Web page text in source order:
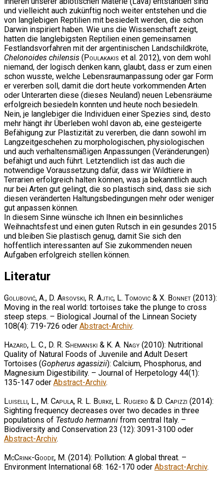
und vielleicht auch zukünftig noch weiter entstehen und die
von langlebigen Reptilien mit besiedelt werden, die schon
Darwin inspiriert haben. Wie uns die Wissenschaft zeigt,
hatten die langlebigsten Reptilien einen gemeinsamen
Festlandsvorfahren mit der argentinischen Landschildkröte,
Chelonoides chilensis (Poulakakis et al. 2012), von dem wohl
niemand, der logisch denken kann, glaubt, dass er zum einen
schon wusste, welche Lebensraumanpassung oder gar Form
er vererben soll, damit die dort heute vorkommenden Arten
oder Unterarten diese (dieses Neuland) neuen Lebensräume
erfolgreich besiedeln konnten und heute noch besiedeln.
Nein, je langlebiger die Individuen einer Spezies sind, desto
mehr hängt ihr Überleben wohl davon ab, eine gesteigerte
Befähigung zur Plastizität zu vererben, die dann sowohl im
Langzeitgeschehen zu morphologischen, physiologischen
und auch verhaltensmäßigen Anpassungen (Veränderungen)
befähigt und auch führt. Letztendlich ist das auch die
notwendige Voraussetzung dafür, dass wir Wildtiere in
Terrarien erfolgreich halten können, was ja bekanntlich auch
nur bei Arten gut gelingt, die so plastisch sind, dass sie sich
diesen veränderten Haltungsbedingungen mehr oder weniger
gut anpassen können.
In diesem Sinne wünsche ich Ihnen ein besinnliches
Weihnachtsfest und einen guten Rutsch in ein gesundes 2015
und bleiben Sie plastisch genug, damit Sie sich den
hoffentlich interessanten auf Sie zukommenden neuen
Aufgaben erfolgreich stellen können.
Literatur
Golubović, A., D. Arsovski, R. Ajtic, L. Tomovic & X. Bonnet (2013):
Moving in the real world: tortoises take the plunge to cross
steep steps. – Biological Journal of the Linnean Society
108(4): 719-726 oder Abstract-Archiv.
Hazard, L. C., D. R. Shemanski & K. A. Nagy (2010): Nutritional
Quality of Natural Foods of Juvenile and Adult Desert
Tortoises (Gopherus agassizii): Calcium, Phosphorus, and
Magnesium Digestibility. – Journal of Herpetology 44(1):
135-147 oder Abstract-Archiv.
Luiselli, L., M. Capula, R. L. Burke, L. Rugiero & D. Capizzi (2014):
Sighting frequency decreases over two decades in three
populations of Testudo hermanni from central Italy. –
Biodiversity and Conservation 23 (12): 3091-3100 oder
Abstract-Archiv.
McCrink-Goode, M. (2014): Pollution: A global threat. –
Environment International 68: 162-170 oder Abstract-Archiv.